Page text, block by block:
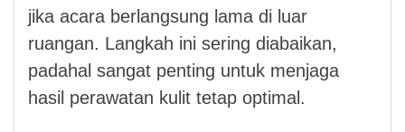
jika acara berlangsung lama di luar
ruangan. Langkah ini sering diabaikan,
padahal sangat penting untuk menjaga
hasil perawatan kulit tetap optimal.